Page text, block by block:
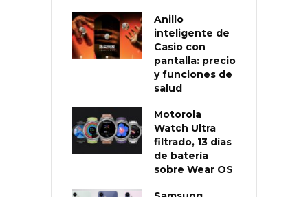
Anillo
inteligente de
Casio con
pantalla: precio
y funciones de
salud
Motorola
Watch Ultra
filtrado, 13 días
de batería
sobre Wear OS